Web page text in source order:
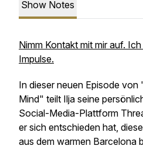
Show Notes
Nimm Kontakt mit mir auf.
Impulse.
In dieser neuen Episode
Mind" teilt Ilja seine
Social-Media-Plattform
er sich entschieden hat,
aus dem warmen Barcelona